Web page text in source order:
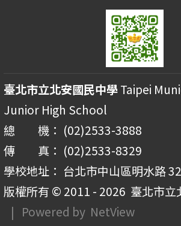
臺北市立北安國民中學Taipei
Junior High School
總 機： (02)2533-3888
傳 真： (02)2533-8329
學校地址： 台北市中山區明水路
版權所有 © 2011 - 2026 臺北市立
| Powered by NetView